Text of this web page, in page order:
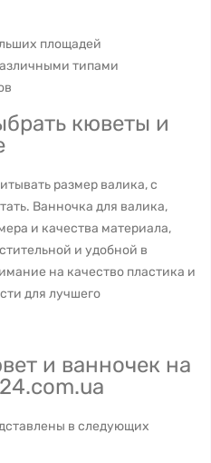
площадей
типами
кюветы и
размер валика, с
Ванночка для валика,
и качества материала,
и удобной в
на качество пластика и
для лучшего
и ванночек на
в следующих